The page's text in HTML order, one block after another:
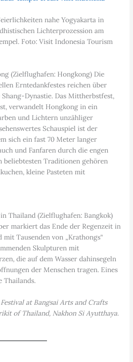
nahe Yogyakarta in
Lichterprozession am
Foto: Visit Indonesia Tourism
(Zielflughafen: Hongkong) Die
Erntedankfestes reichen über
Dynastie. Das Mittherbstfest,
verwandelt Hongkong in ein
und Lichtern unzähliger
Schauspiel ist der
sich ein fast 70 Meter langer
und Fanfaren durch die engen
beliebtesten Traditionen gehören
kleine Pasteten mit
Thailand (Zielflughafen: Bangkok)
markiert das Ende der Regenzeit in
Tausenden von „Krathongs“
Skulpturen mit
die auf dem Wasser dahinsegeln
der Menschen tragen. Eines
Thailands.
at Bangsai Arts and Crafts
of Thailand, Nakhon Si Ayutthaya.